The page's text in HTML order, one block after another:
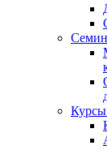
Курсы